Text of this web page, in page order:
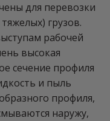
для перевозки
грузов.
рабочей
высокая
сечение профиля
и пыль
профиля,
наружу,